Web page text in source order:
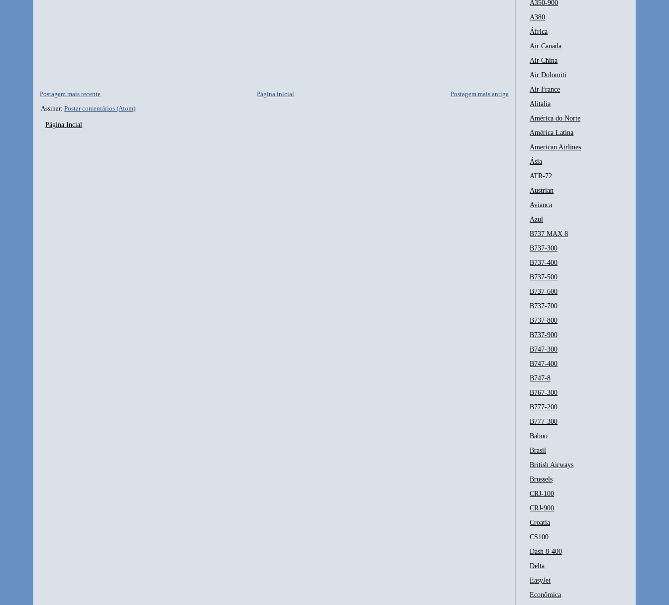
Postagem mais recente Postagem mais antiga
Página inicial
Assinar:Postar comentários (Atom)
Página Incial
A350-900
A380
África
Air Canada
Air China
Air Dolomiti
Air France
Alitalia
América do Norte
América Latina
American Airlines
Ásia
ATR-72
Austrian
Avianca
Azul
B737 MAX 8
B737-300
B737-400
B737-500
B737-600
B737-700
B737-800
B737-900
B747-300
B747-400
B747-8
B767-300
B777-200
B777-300
Baboo
Brasil
British Airways
Brussels
CRJ-100
CRJ-900
Croatia
CS100
Dash 8-400
Delta
EasyJet
Econômica